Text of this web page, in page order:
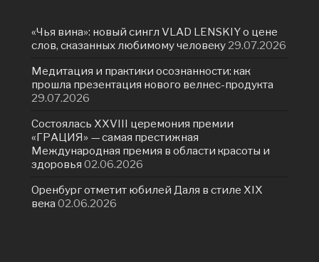
«Чья вина»: новый сингл VLAD LENSKIY о цене
слов, сказанных любимому человеку 29.07.2026
Медитация и практики осознанности: как
прошла презентация нового велнес-продукта
29.07.2026
Состоялась ХXVIII церемония премии
«ГРАЦИЯ» — самая престижная
Международная премия в области красоты и
здоровья 02.06.2026
Оренбург отметит юбилей Даля в стиле XIX
века 02.06.2026